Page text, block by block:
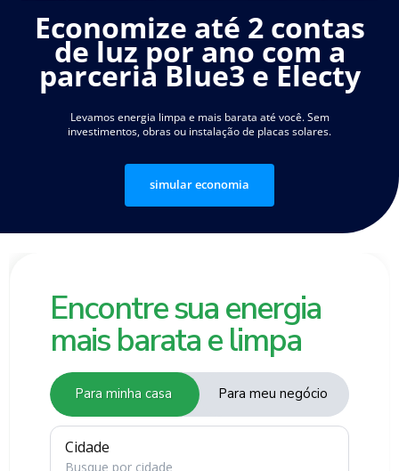
Economize até 2 contas
de luz por ano com a
parceria Blue3 e Electy
Levamos energia limpa e mais barata até você. Sem
investimentos, obras ou instalação de placas solares.
simular economia